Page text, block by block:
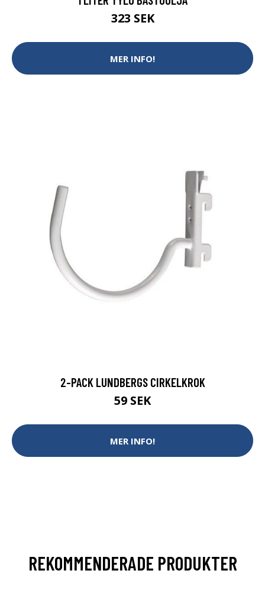
323 SEK
MER INFO!
2-PACK LUNDBERGS CIRKELKROK
59 SEK
MER INFO!
REKOMMENDERADE PRODUKTER